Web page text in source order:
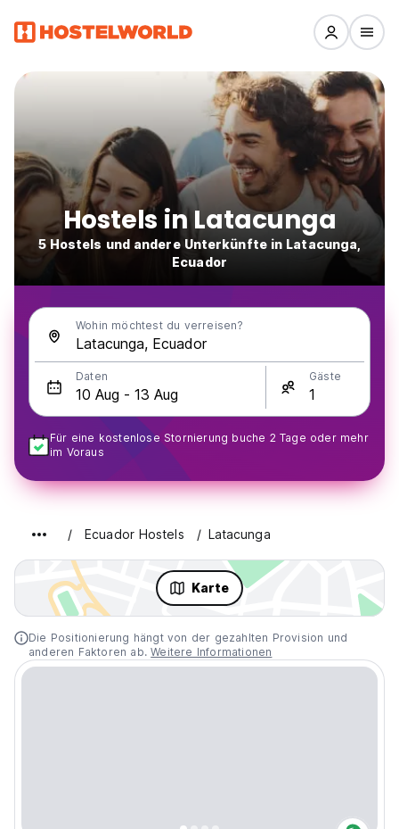
Hostels in Latacunga
5 Hostels und andere Unterkünfte in Latacunga,
Ecuador
Wohin möchtest du verreisen?
Daten Gäste
Für eine kostenlose Stornierung buche 2 Tage oder mehr
im Voraus
Ecuador Hostels Latacunga
Karte
Die Positionierung hängt von der gezahlten Provision und
anderen Faktoren ab.Weitere Informationen